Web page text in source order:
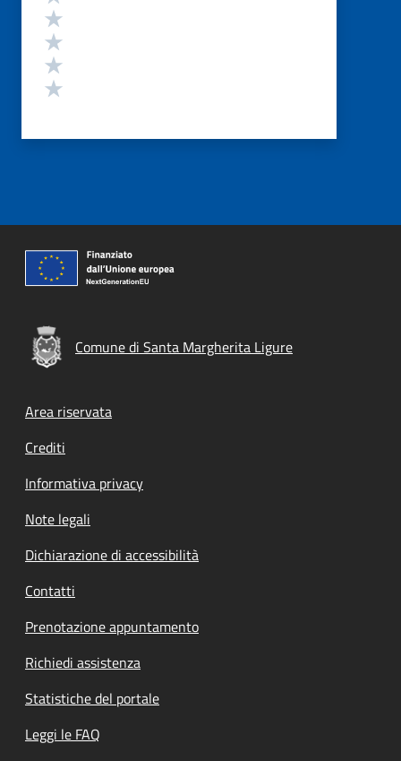
Comune di Santa Margherita Ligure
Footer menu
Area riservata
Crediti
Informativa privacy
Note legali
Dichiarazione di accessibilità
Contatti
Prenotazione appuntamento
Richiedi assistenza
Statistiche del portale
Leggi le FAQ